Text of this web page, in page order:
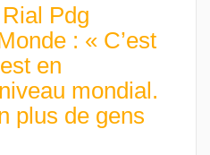
Pdg
: « C’est
en
mondial.
plus de gens